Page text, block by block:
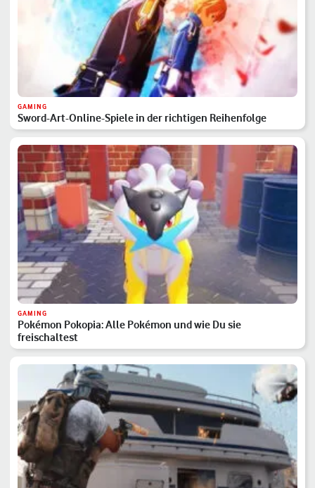
GAMING
Sword-Art-Online-Spiele in der richtigen Reihenfolge
GAMING
Pokémon Pokopia: Alle Pokémon und wie Du sie
freischaltest